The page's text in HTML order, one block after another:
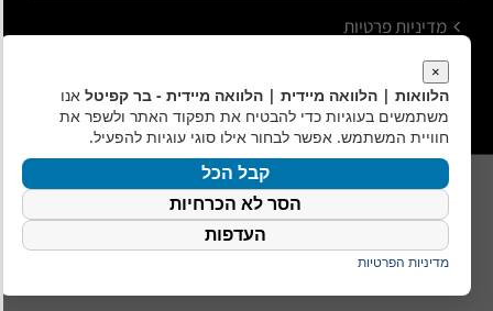
מדיניות פרטיות
כל הזכויות שמורות לבר קפיטל - שירותים פיננסיים
נוצר על ידיAtarimTR
×
הלוואות | הלוואה מיידית | הלוואה מיידית - בר קפיטל אנו
משתמשים בעוגיות כדי להבטיח את תפקוד האתר ולשפר את
חוויית המשתמש. אפשר לבחור אילו סוגי עוגיות להפעיל.
קבל הכל
הסר לא הכרחיות
העדפות
מדיניות הפרטיות